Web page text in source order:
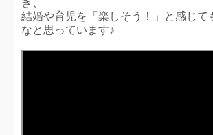
結婚や育児を「楽しそう！」と感じて
なと思っています♪